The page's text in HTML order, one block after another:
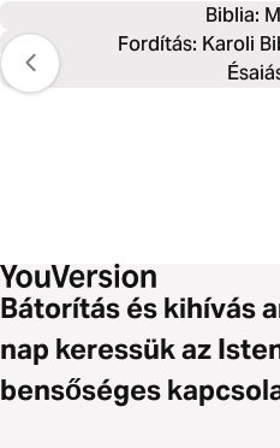
Biblia:
Fordítás: Karoli
Bátorítás és kihívás
nap keressük az
bensőséges